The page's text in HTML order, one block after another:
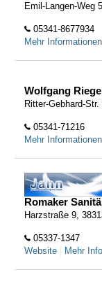
Emil-Langen-Weg
05341-8677934
Mehr Informationen
Wolfgang
Ritter-Gebhard-
05341-71216
Mehr Informationen
Romaker
Harzstraße 9,
05337-1347
Website
Mehr